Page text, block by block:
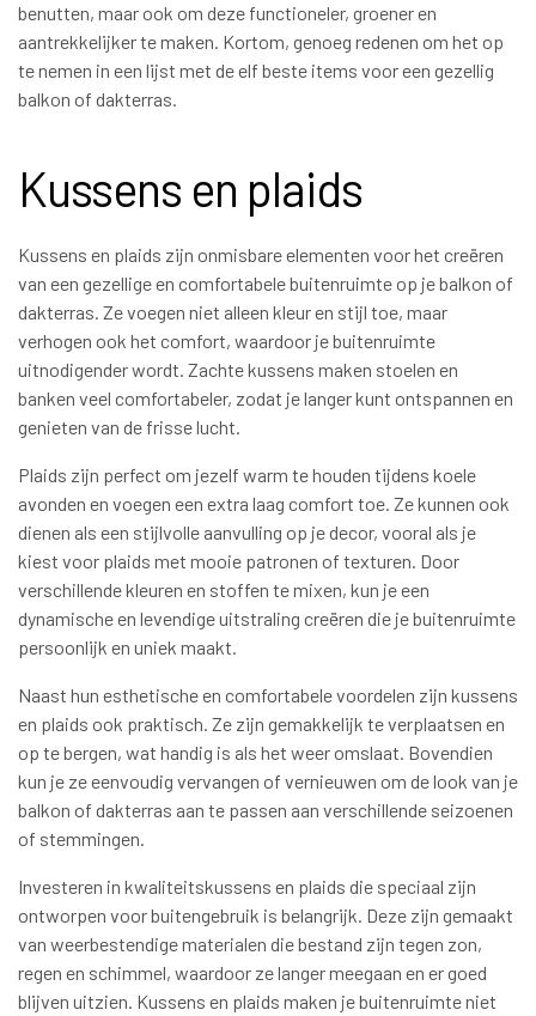
benutten, maar ook om deze functioneler, groener en
aantrekkelijker te maken. Kortom, genoeg redenen om het op
te nemen in een lijst met de elf beste items voor een gezellig
balkon of dakterras.
Kussens en plaids
Kussens en plaids zijn onmisbare elementen voor het creëren
van een gezellige en comfortabele buitenruimte op je balkon of
dakterras. Ze voegen niet alleen kleur en stijl toe, maar
verhogen ook het comfort, waardoor je buitenruimte
uitnodigender wordt. Zachte kussens maken stoelen en
banken veel comfortabeler, zodat je langer kunt ontspannen en
genieten van de frisse lucht.
Plaids zijn perfect om jezelf warm te houden tijdens koele
avonden en voegen een extra laag comfort toe. Ze kunnen ook
dienen als een stijlvolle aanvulling op je decor, vooral als je
kiest voor plaids met mooie patronen of texturen. Door
verschillende kleuren en stoffen te mixen, kun je een
dynamische en levendige uitstraling creëren die je buitenruimte
persoonlijk en uniek maakt.
Naast hun esthetische en comfortabele voordelen zijn kussens
en plaids ook praktisch. Ze zijn gemakkelijk te verplaatsen en
op te bergen, wat handig is als het weer omslaat. Bovendien
kun je ze eenvoudig vervangen of vernieuwen om de look van je
balkon of dakterras aan te passen aan verschillende seizoenen
of stemmingen.
Investeren in kwaliteitskussens en plaids die speciaal zijn
ontworpen voor buitengebruik is belangrijk. Deze zijn gemaakt
van weerbestendige materialen die bestand zijn tegen zon,
regen en schimmel, waardoor ze langer meegaan en er goed
blijven uitzien. Kussens en plaids maken je buitenruimte niet